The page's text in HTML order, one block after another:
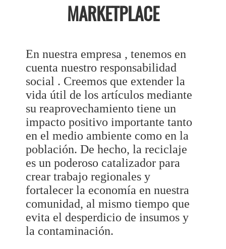
MARKETPLACE
En nuestra empresa , tenemos en
cuenta nuestro responsabilidad
social . Creemos que extender la
vida útil de los artículos mediante
su reaprovechamiento tiene un
impacto positivo importante tanto
en el medio ambiente como en la
población. De hecho, la reciclaje
es un poderoso catalizador para
crear trabajo regionales y
fortalecer la economía en nuestra
comunidad, al mismo tiempo que
evita el desperdicio de insumos y
la contaminación.